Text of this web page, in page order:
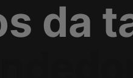
da